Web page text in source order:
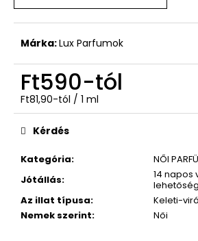
Márka:Lux Parfumok
Ft590-tól
Egységár:
Ft81,90-tól / 1 ml
Kategória:
NŐI
Jótállás:
14 napos
lehetőség
Az illat típusa:
Keleti-
Nemek szerint: Női
Kérdés
Ft1
Korábbi:
Ft2
950